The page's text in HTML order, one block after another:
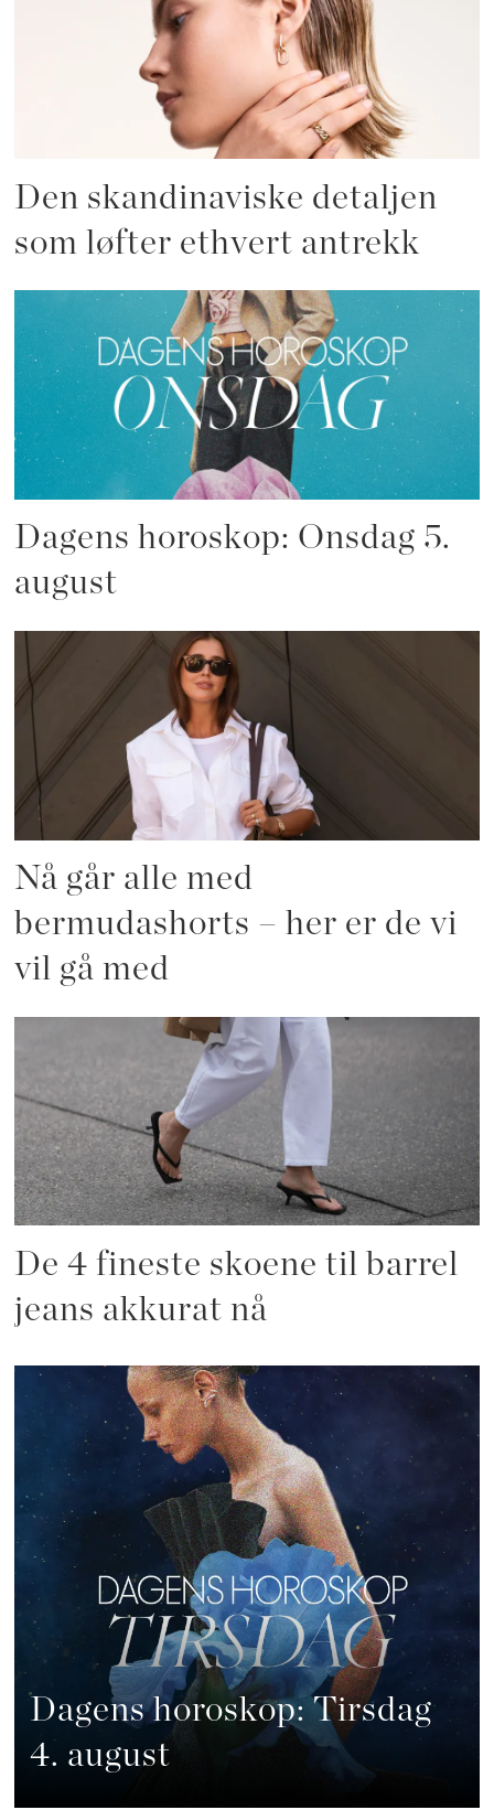
Den skandinaviske detaljen
som løfter ethvert antrekk
Dagens horoskop: Onsdag 5.
august
Nå går alle med
bermudashorts – her er de vi
vil gå med
De 4 fineste skoene til barrel
jeans akkurat nå
Dagens horoskop: Tirsdag
4. august